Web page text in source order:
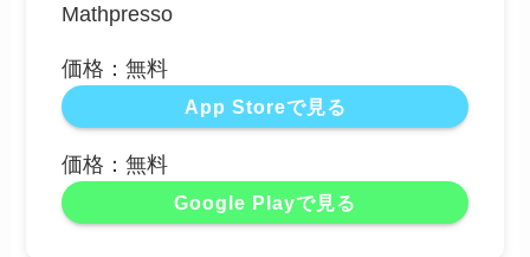
Mathpresso
価格：無料
App Storeで見る
価格：無料
Google Playで見る